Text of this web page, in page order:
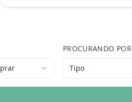
PROCURANDO POR
Tipo